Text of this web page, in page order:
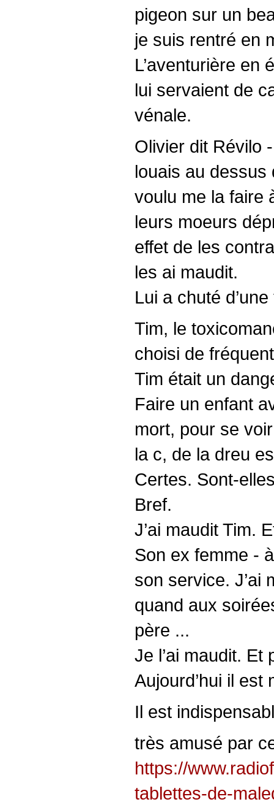
pigeon sur un
je suis rentré en
L’aventurière en
lui servaient de
vénale.
Olivier dit Révilo
louais au
voulu me la faire
leurs moeurs
effet de les
les ai maudit.
Lui a chuté
Tim, le
choisi de
Tim était un
Faire un enfant
mort, pour se
la c, de la dreu
Certes. Sont-
Bref.
J’ai maudit Tim.
Son ex femme -
son service. J’ai
quand aux
père ...
Je l’ai maudit. Et
Aujourd’hui il est
Il est
très amusé par
https://
tablettes-de-